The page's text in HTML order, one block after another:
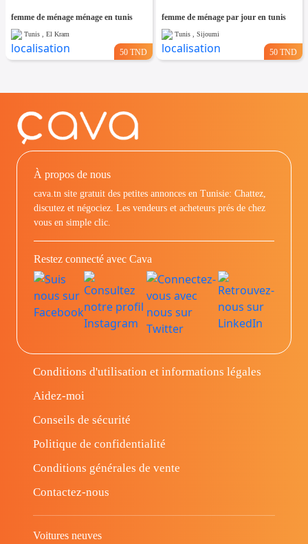
femme de ménage ménage en tunis
Tunis , El Kram
50 TND
femme de ménage par jour en tunis
Tunis , Sijoumi
50 TND
À propos de nous
cava.tn site gratuit des petites annonces en Tunisie: Chattez,
discutez et négociez. Les vendeurs et acheteurs prés de chez
vous en simple clic.
Restez connecté avec Cava
Conditions d'utilisation et informations légales
Aidez-moi
Conseils de sécurité
Politique de confidentialité
Conditions générales de vente
Contactez-nous
Voitures neuves